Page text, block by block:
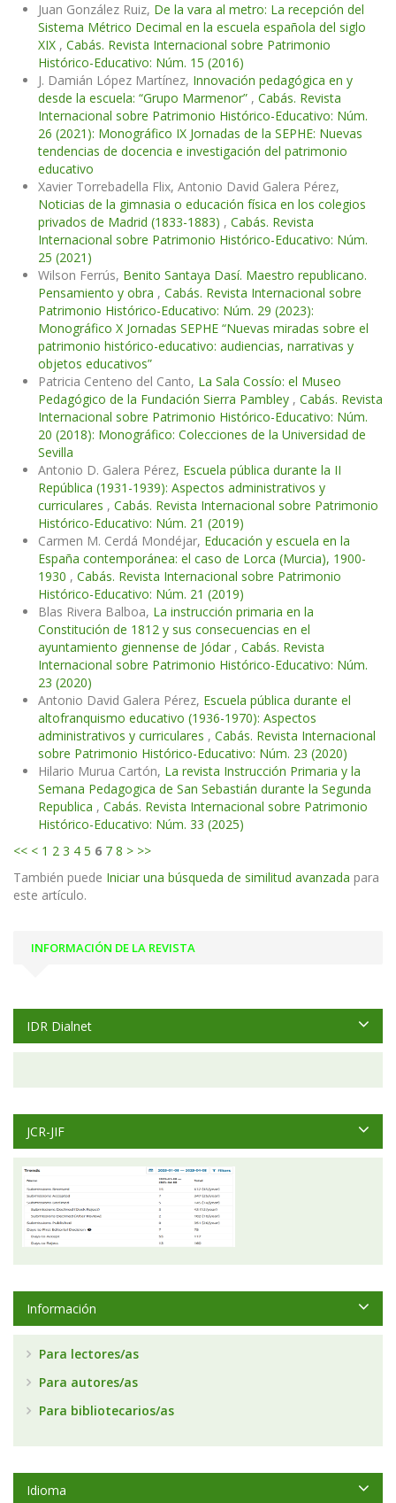
Juan González Ruiz, De la vara al metro: La recepción del
Sistema Métrico Decimal en la escuela española del siglo
XIX , Cabás. Revista Internacional sobre Patrimonio
Histórico-Educativo: Núm. 15 (2016)
J. Damián López Martínez, Innovación pedagógica en y
desde la escuela: “Grupo Marmenor” , Cabás. Revista
Internacional sobre Patrimonio Histórico-Educativo: Núm.
26 (2021): Monográfico IX Jornadas de la SEPHE: Nuevas
tendencias de docencia e investigación del patrimonio
educativo
Xavier Torrebadella Flix, Antonio David Galera Pérez,
Noticias de la gimnasia o educación física en los colegios
privados de Madrid (1833-1883) , Cabás. Revista
Internacional sobre Patrimonio Histórico-Educativo: Núm.
25 (2021)
Wilson Ferrús, Benito Santaya Dasí. Maestro republicano.
Pensamiento y obra , Cabás. Revista Internacional sobre
Patrimonio Histórico-Educativo: Núm. 29 (2023):
Monográfico X Jornadas SEPHE “Nuevas miradas sobre el
patrimonio histórico-educativo: audiencias, narrativas y
objetos educativos”
Patricia Centeno del Canto, La Sala Cossío: el Museo
Pedagógico de la Fundación Sierra Pambley , Cabás. Revista
Internacional sobre Patrimonio Histórico-Educativo: Núm.
20 (2018): Monográfico: Colecciones de la Universidad de
Sevilla
Antonio D. Galera Pérez, Escuela pública durante la II
República (1931-1939): Aspectos administrativos y
curriculares , Cabás. Revista Internacional sobre Patrimonio
Histórico-Educativo: Núm. 21 (2019)
Carmen M. Cerdá Mondéjar, Educación y escuela en la
España contemporánea: el caso de Lorca (Murcia), 1900-
1930 , Cabás. Revista Internacional sobre Patrimonio
Histórico-Educativo: Núm. 21 (2019)
Blas Rivera Balboa, La instrucción primaria en la
Constitución de 1812 y sus consecuencias en el
ayuntamiento giennense de Jódar , Cabás. Revista
Internacional sobre Patrimonio Histórico-Educativo: Núm.
23 (2020)
Antonio David Galera Pérez, Escuela pública durante el
altofranquismo educativo (1936-1970): Aspectos
administrativos y curriculares , Cabás. Revista Internacional
sobre Patrimonio Histórico-Educativo: Núm. 23 (2020)
Hilario Murua Cartón, La revista Instrucción Primaria y la
Semana Pedagogica de San Sebastián durante la Segunda
Republica , Cabás. Revista Internacional sobre Patrimonio
Histórico-Educativo: Núm. 33 (2025)
<< < 1 2 3 4 5 6 7 8 > >>
También puede Iniciar una búsqueda de similitud avanzada para
este artículo.
INFORMACIÓN DE LA REVISTA
IDR Dialnet
JCR-JIF
Información
Para lectores/as
Para autores/as
Para bibliotecarios/as
Idioma